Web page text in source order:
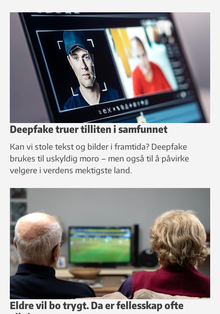
Deepfake truer tilliten i samfunnet
Kan vi stole tekst og bilder i framtida? Deepfake
brukes til uskyldig moro – men også til å påvirke
velgere i verdens mektigste land.
Eldre vil bo trygt. Da er fellesskap ofte